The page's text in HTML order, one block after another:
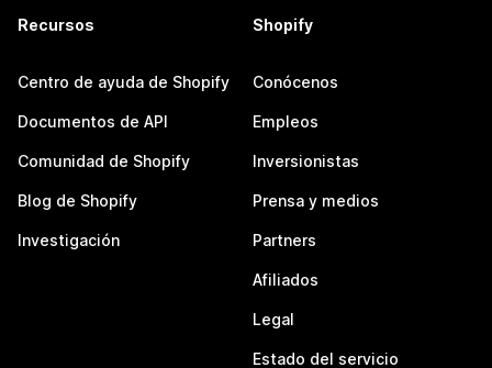
Recursos
Centro de ayuda de Shopify
Documentos de API
Comunidad de Shopify
Blog de Shopify
Investigación
Shopify
Conócenos
Empleos
Inversionistas
Prensa y medios
Partners
Afiliados
Legal
Estado del servicio